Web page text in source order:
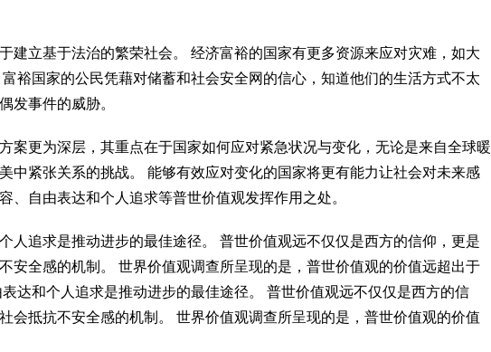
建立基于法治的繁荣社会。 经济富裕的国家有更多资源来应对灾难，如大
裕国家的公民凭藉对储蓄和社会安全网的信心，知道他们的生活方式不太
发事件的威胁。
案更为深层，其重点在于国家如何应对紧急状况与变化，无论是来自全球暖
中紧张关系的挑战。 能够有效应对变化的国家将更有能力让社会对未来感
、自由表达和个人追求等普世价值观发挥作用之处。
人追求是推动进步的最佳途径。 普世价值观远不仅仅是西方的信仰，更是
安全感的机制。 世界价值观调查所呈现的是，普世价值观的价值远超出于
达和个人追求是推动进步的最佳途径。 普世价值观远不仅仅是西方的信
会抵抗不安全感的机制。 世界价值观调查所呈现的是，普世价值观的价值